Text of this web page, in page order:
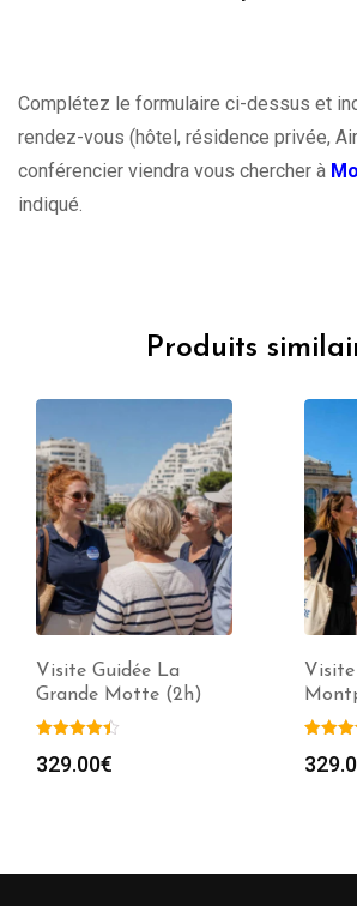
Complétez le formulaire ci-dessus et
rendez-vous (hôtel, résidence privée,
conférencier viendra vous chercher à
indiqué.
Produits
Visite Guidée La
Grande Motte (2h)
329.00€
Visite